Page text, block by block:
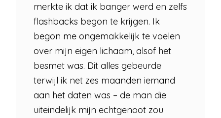
merkte ik dat ik banger werd en zelfs
flashbacks begon te krijgen. Ik
begon me ongemakkelijk te voelen
over mijn eigen lichaam, alsof het
besmet was. Dit alles gebeurde
terwijl ik net zes maanden iemand
aan het daten was – de man die
uiteindelijk mijn echtgenoot zou